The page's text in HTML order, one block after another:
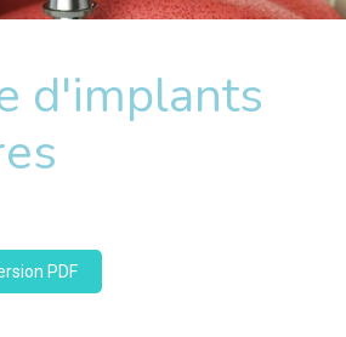
d'implants
PDF